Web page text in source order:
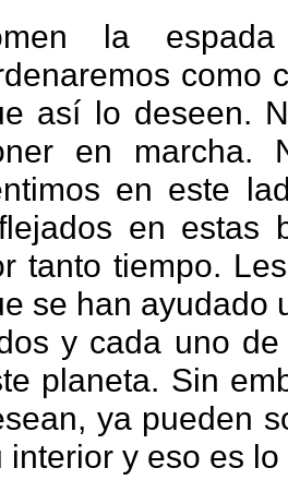
la
como
así lo deseen.
en marcha.
en este
en estas
tanto tiempo.
se han ayudado
y cada uno
planeta. Sin
ya pueden
interior y eso es